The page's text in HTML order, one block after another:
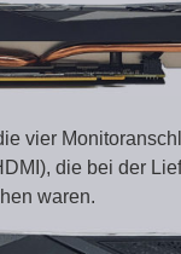
vier
die bei der
waren.